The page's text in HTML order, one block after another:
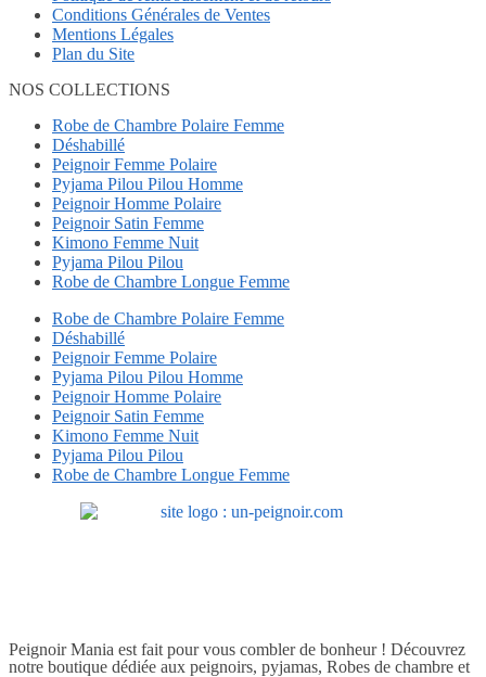
Conditions Générales de Ventes
Mentions Légales
Plan du Site
NOS COLLECTIONS
Robe de Chambre Polaire Femme
Déshabillé
Peignoir Femme Polaire
Pyjama Pilou Pilou Homme
Peignoir Homme Polaire
Peignoir Satin Femme
Kimono Femme Nuit
Pyjama Pilou Pilou
Robe de Chambre Longue Femme
Robe de Chambre Polaire Femme
Déshabillé
Peignoir Femme Polaire
Pyjama Pilou Pilou Homme
Peignoir Homme Polaire
Peignoir Satin Femme
Kimono Femme Nuit
Pyjama Pilou Pilou
Robe de Chambre Longue Femme
Peignoir Mania est fait pour vous combler de bonheur ! Découvrez
notre boutique dédiée aux peignoirs, pyjamas, Robes de chambre et